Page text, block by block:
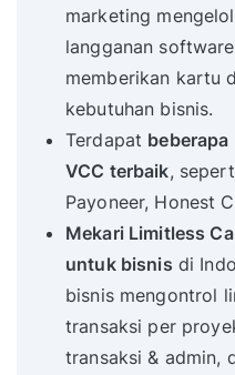
marketing
langganan
memberikan kartu
kebutuhan bisnis.
Terdapat beberapa
VCC terbaik,
Payoneer, Honest
Mekari Limitless
untuk bisnis di
bisnis mengontrol
transaksi per
transaksi & admin,